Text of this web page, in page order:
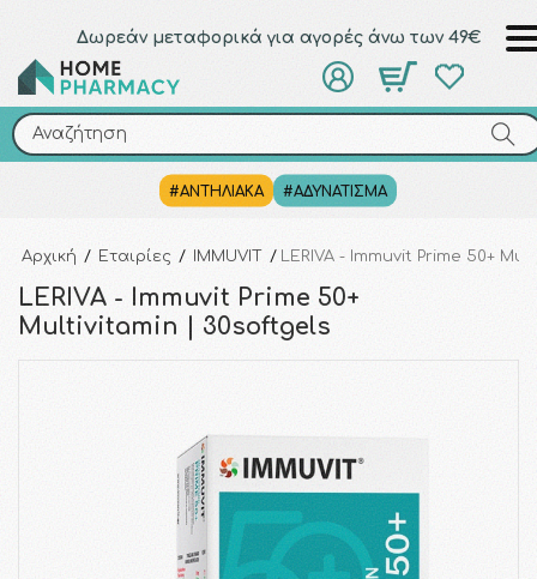
Δωρεάν μεταφορικά για αγορές άνω των 49€
Αναζήτηση
#ΑΝΤΗΛΙΑΚΑ #ΑΔΥΝΑΤΙΣΜΑ
Αναζήτηση
Αρχική / Εταιρίες / IMMUVIT / LERIVA - Immuvit Prime 50+
LERIVA - Immuvit Prime 50+
Multivitamin | 30softgels